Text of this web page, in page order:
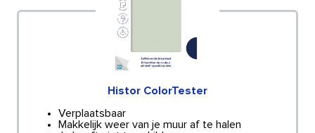
Histor ColorTester
Verplaatsbaar
Makkelijk weer van je muur af te halen